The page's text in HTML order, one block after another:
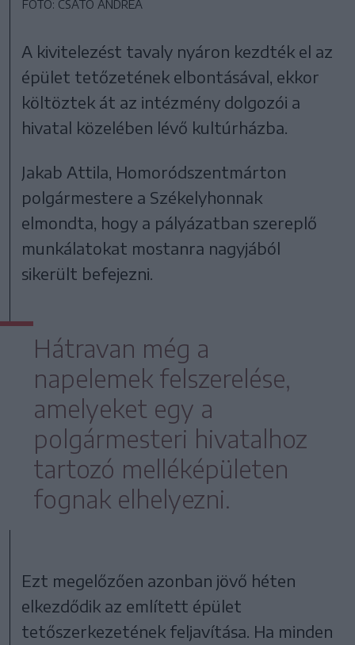
FOTÓ: CSATÓ ANDREA
A kivitelezést tavaly nyáron kezdték el az
épület tetőzetének elbontásával, ekkor
költöztek át az intézmény dolgozói a
hivatal közelében lévő kultúrházba.
Jakab Attila, Homoródszentmárton
polgármestere a Székelyhonnak
elmondta, hogy a pályázatban szereplő
munkálatokat mostanra nagyjából
sikerült befejezni.
Hátravan még a
napelemek felszerelése,
amelyeket egy a
polgármesteri hivatalhoz
tartozó melléképületen
fognak elhelyezni.
Ezt megelőzően azonban jövő héten
elkezdődik az említett épület
tetőszerkezetének feljavítása. Ha minden